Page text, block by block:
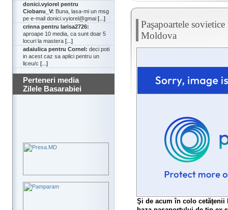
donici.vyiorel pentru
Ciobanu_V: Buna, lasa-mi un msg
pe e-mail donici.vyiorel@gmai [...]
crinna pentru larisa2726:
aproape 10 media, ca sunt doar 5
locuri la mastera [...]
adaiulica pentru Cornel: deci poti
in acest caz sa aplici pentru un
liceu/c [...]
Perteneri media
Zilele Basarabiei
Paşapoartele
Moldova
Şi de acum în colo